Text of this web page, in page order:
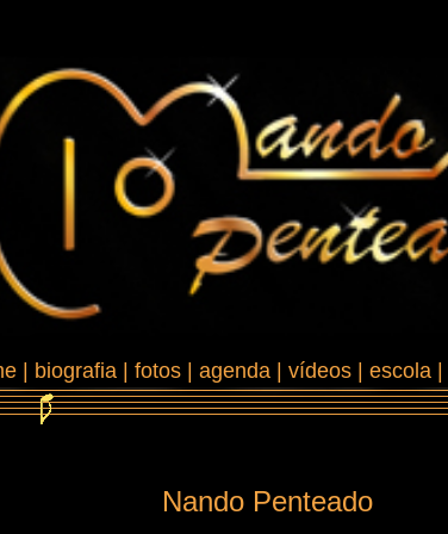
| biografia| fotos| agenda| vídeos| escola|
Nando Penteado